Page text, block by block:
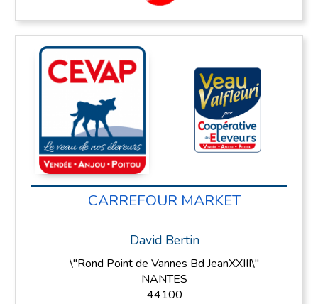
CARREFOUR MARKET
David Bertin
\"Rond Point de Vannes Bd JeanXXIII\"
NANTES
44100